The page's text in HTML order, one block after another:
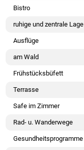
Bistro
ruhige und zentrale Lage
Ausflüge
am Wald
Frühstücksbüfett
Terrasse
Safe im Zimmer
Rad- u. Wanderwege
Gesundheitsprogramme